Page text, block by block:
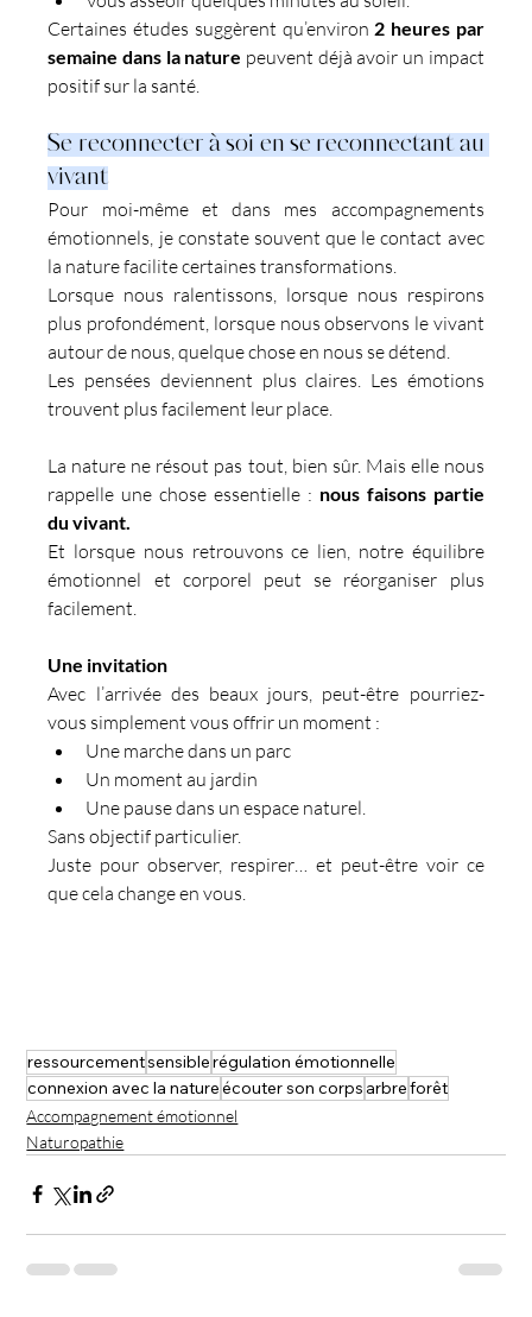
Certaines études suggèrent qu’environ 2 heures par
semaine dans la nature peuvent déjà avoir un impact
positif sur la santé.
Se reconnecter à soi en se reconnectant au
vivant
Pour moi-même et dans mes accompagnements
émotionnels, je constate souvent que le contact avec
la nature facilite certaines transformations.
Lorsque nous ralentissons, lorsque nous respirons
plus profondément, lorsque nous observons le vivant
autour de nous, quelque chose en nous se détend.
Les pensées deviennent plus claires. Les émotions
trouvent plus facilement leur place.
La nature ne résout pas tout, bien sûr. Mais elle nous
rappelle une chose essentielle : nous faisons partie
du vivant.
Et lorsque nous retrouvons ce lien, notre équilibre
émotionnel et corporel peut se réorganiser plus
facilement.
Une invitation
Avec l’arrivée des beaux jours, peut-être pourriez-
vous simplement vous offrir un moment :
Une marche dans un parc
Un moment au jardin
Une pause dans un espace naturel.
Sans objectif particulier.
Juste pour observer, respirer… et peut-être voir ce
que cela change en vous.
ressourcementsensiblerégulation émotionnelle
connexion avec la natureécouter son corps arbreforêt
Accompagnement émotionnel
Naturopathie